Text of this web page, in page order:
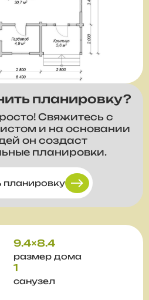
планировку?
Свяжитесь с
и на основании
он создаст
планировки.
планировку
9.4×8.4
размер дома
1
санузел